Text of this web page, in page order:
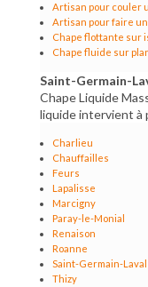
Artisan pour couler
Artisan pour faire
Chape flottante sur
Chape fluide sur
Saint-Germain-
Chape Liquide
liquide intervient à
Charlieu
Chauffailles
Feurs
Lapalisse
Marcigny
Paray-le-Monial
Renaison
Roanne
Saint-Germain-Laval
Thizy